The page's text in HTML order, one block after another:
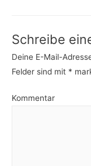
Schreibe
Deine E-Mail-
Felder sind mit *
Kommentar